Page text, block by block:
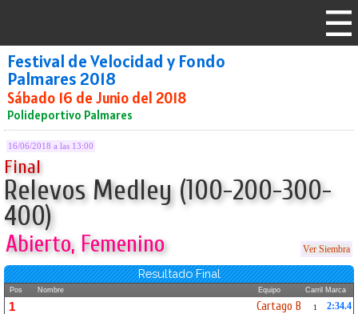
Festival de Velocidad y Fondo
Palmares 2018
Sábado 16 de Junio del 2018
Polideportivo Palmares
16/06/2018 a las 13:00
Final
Relevos Medley (100-200-300-
400)
Abierto, Femenino Ver Siembra
Resultado Final
Pos Nombre Equipo Carril Marca
1 Cartago B 1 2:34.4